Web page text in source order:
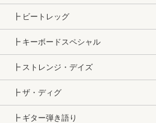
┣ ビートレッグ
┣ キーボードスペシャル
┣ ストレンジ・デイズ
┣ ザ・ディグ
┣ ギター弾き語り